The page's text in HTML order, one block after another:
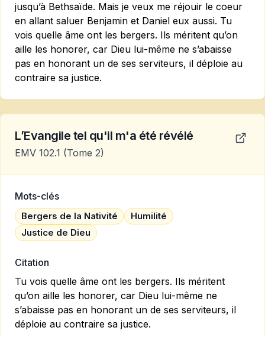
jusqu’à Bethsaïde. Mais je veux me réjouir le coeur
en allant saluer Benjamin et Daniel eux aussi. Tu
vois quelle âme ont les bergers. Ils méritent qu’on
aille les honorer, car Dieu lui-même ne s’abaisse
pas en honorant un de ses serviteurs, il déploie au
contraire sa justice.
L’Evangile tel qu'il m'a été révélé
EMV 102.1 (Tome 2)
Mots-clés
Bergers de la Nativité
Humilité
Justice de Dieu
Citation
Tu vois quelle âme ont les bergers. Ils méritent
qu’on aille les honorer, car Dieu lui-même ne
s’abaisse pas en honorant un de ses serviteurs, il
déploie au contraire sa justice.